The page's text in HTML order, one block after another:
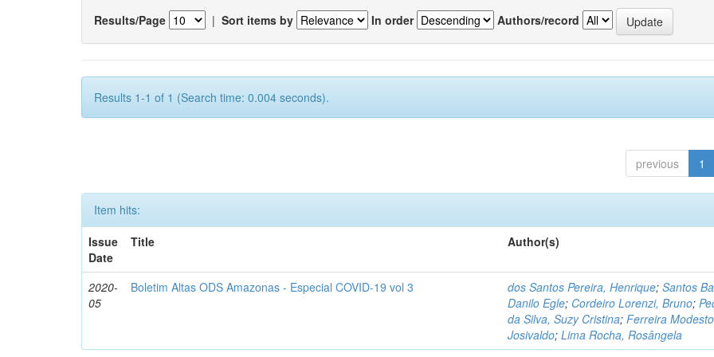
Results/Page | Sort items by In order Authors/record
Results 1-1 of 1 (Search time: 0.004 seconds).
previous 1
Item hits:
Issue
Date
Title Author(s)
2020-
05
Boletim Altas ODS Amazonas - Especial COVID-19 vol 3 dos Santos Pereira, Henrique;Santos
Danilo Egle; Cordeiro Lorenzi, Bruno;
da Silva, Suzy Cristina;Ferreira
Josivaldo;Lima Rocha, Rosângela